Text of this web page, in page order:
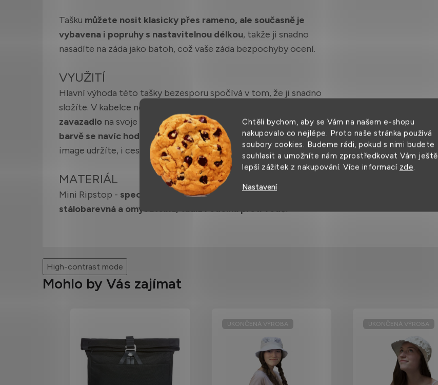
Chtěli bychom, aby se Vám na našem e-shopu
nakupovalo co nejlépe. Proto naše stránka používá
soubory cookies. Budeme rádi, pokud s nimi budete
souhlasit a umožníte nám zprostředkovat Vám ještě
lepší zážitek z nakupování. Více informací zde.
Nastavení
Tašku můžete nosit klasicky přes rameno, ale současně je
vybavena i popruhy s nastavitelnou délkou, takže ji snadno
nasadíte na záda jako batoh, což vaše záda bezpochyby ocení.
VYUŽITÍ
Hlavní výhoda této tašky bezesporu spočívá v tom, že ji snadno
složíte. V kabelce nezabere moc místa a vy tak máte
zavazadlo na svoje nákupy kdykoliv po ruce. Díky univerzální
barvě se navíc hodí k jakémukoliv oblečení , takže si svou
image udržíte, i cestou ze supermarketu.
MATERIÁL
Mini Ripstop - speciální tkaninas vysokou pevností,
stálobarevná a omyvatelná, tudíž i odolná proti vodě.
High-contrast mode
Mohlo by Vás zajímat
UKONČENÁ VÝROBA UKONČENÁ VÝROBA